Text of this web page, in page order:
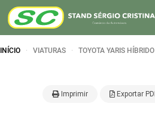
INÍCIO VIATURAS TOYOTA YARIS
Imprimir Exportar